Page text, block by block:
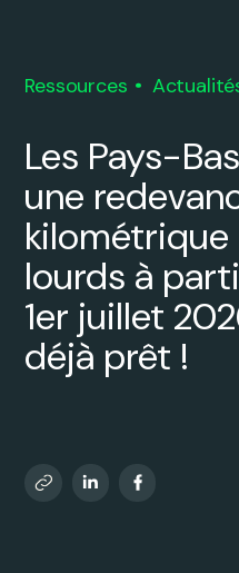
Ressources
Les Pays-
une
lourds à
1er juillet
déjà prêt !